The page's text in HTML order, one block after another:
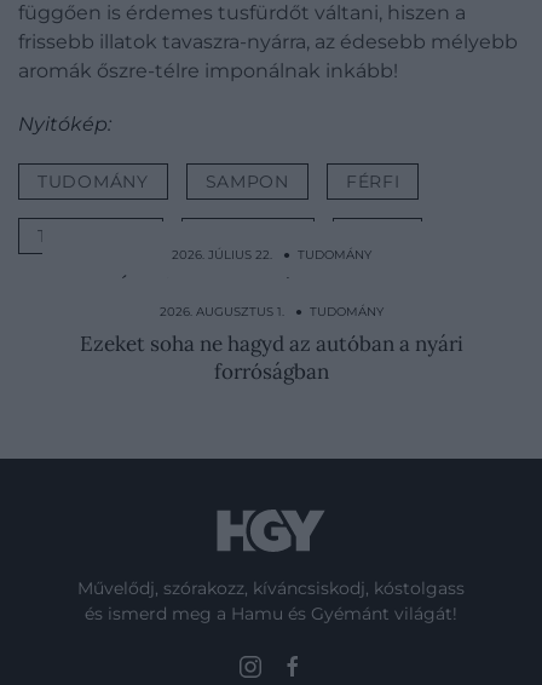
függően is érdemes tusfürdőt váltani, hiszen a
frissebb illatok tavaszra-nyárra, az édesebb mélyebb
aromák őszre-télre imponálnak inkább!
Nyitókép:
TUDOMÁNY SAMPON FÉRFI
TUSFÜRDŐ
2026. JÚLIUS 22. ● TUDOMÁNY
Így tűntek el a világ önfenntartó
táplálékerdői
2026. AUGUSZTUS 1. ● TUDOMÁNY
Ezeket soha ne hagyd az autóban a nyári
forróságban
Művelődj, szórakozz, kíváncsiskodj, kóstolgass
és ismerd meg a Hamu és Gyémánt világát!